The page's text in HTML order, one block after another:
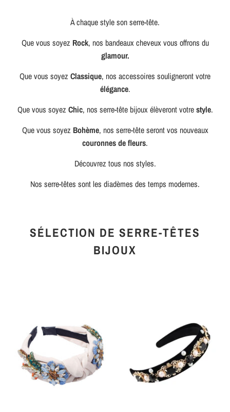
À chaque style son serre-tête.
Que vous soyez Rock, nos bandeaux cheveux vous offrons du
glamour.
Que vous soyezClassique, nos accessoires souligneront votre
élégance.
Que vous soyezChic, nos serre-tête bijoux élèveront votrestyle.
Que vous soyez Bohème, nos serre-tête seront vos nouveaux
couronnes de fleurs.
Découvrez tous nos styles.
Nos serre-têtes sont les diadèmes des temps modernes.
SÉLECTION DE SERRE-TÊTES
BIJOUX